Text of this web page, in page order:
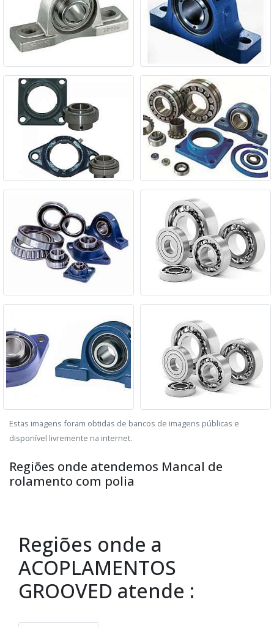
Estas imagens foram obtidas de bancos de imagens públicas e
disponível livremente na internet.
Regiões onde atendemos Mancal de
rolamento com polia
Regiões onde a
ACOPLAMENTOS
GROOVED atende :